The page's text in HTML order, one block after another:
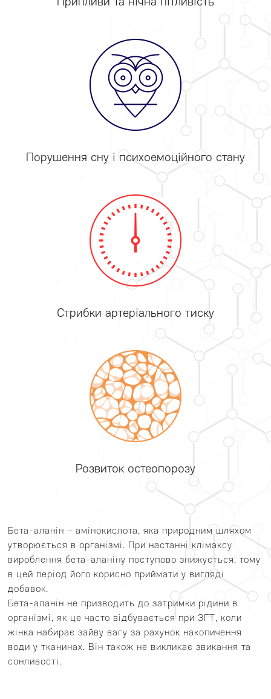
Порушення сну і психоемоційного стану
Стрибки артеріального тиску
Розвиток остеопорозу
Бета-аланін – амінокислота, яка природним шляхом
утворюється в організмі. При настанні клімаксу
вироблення бета-аланіну поступово знижується, тому
в цей період його корисно приймати у вигляді
добавок.
Бета-аланін не призводить до затримки рідини в
організмі, як це часто відбувається при ЗГТ, коли
жінка набирає зайву вагу за рахунок накопичення
води у тканинах. Він також не викликає звикання та
сонливості.